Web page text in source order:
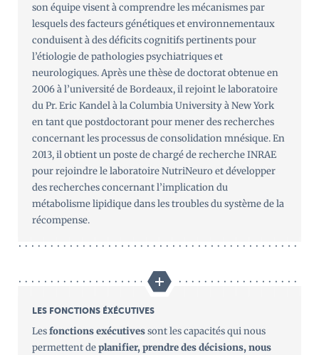
son équipe visent à comprendre les mécanismes par
lesquels des facteurs génétiques et environnementaux
conduisent à des déficits cognitifs pertinents pour
l’étiologie de pathologies psychiatriques et
neurologiques. Après une thèse de doctorat obtenue en
2006 à l’université de Bordeaux, il rejoint le laboratoire
du Pr. Eric Kandel à la Columbia University à New York
en tant que postdoctorant pour mener des recherches
concernant les processus de consolidation mnésique. En
2013, il obtient un poste de chargé de recherche INRAE
pour rejoindre le laboratoire NutriNeuro et développer
des recherches concernant l’implication du
métabolisme lipidique dans les troubles du système de la
récompense.
LES FONCTIONS ÉXÉCUTIVES
Lesfonctions exécutivessont les capacités qui nous
permettent deplanifier, prendre des décisions, nous